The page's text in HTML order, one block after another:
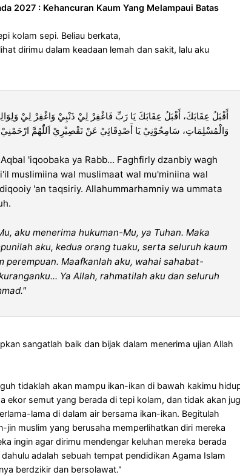
2027 : Kehancuran Kaum Yang Melampaui Batas
kolam sepi. Beliau berkata,
dirimu dalam keadaan lemah dan sakit, lalu aku
أَقْبَلُ عِقَابَكَ، أَقْبَلُ عِقَابَكَ يَا رَبِّ فَاغْفِرْ لِيْ ذَنْبِيْ وَاغْفِرْ لِيْ
وَالْمُسْلِمَاتِ، سَامِحُوْنِيْ يَا أَصْدِقَائِيْ عَنْ تَقْصِيْرِيْ اَللّٰهُمَّ ارْحَمْنِيْ
'iqoobaka ya Rabb... Faghfirly dzanbiy wagh
muslimiina wal muslimaat wal mu'miniina wal
'an taqsiriy. Allahummarhamniy wa ummata
aku menerima hukuman-Mu, ya Tuhan. Maka
aku, kedua orang tuaku, serta seluruh kaum
perempuan. Maafkanlah aku, wahai sahabat-
Ya Allah, rahmatilah aku dan seluruh
sangatlah baik dan bijak dalam menerima ujian Allah
tidaklah akan mampu ikan-ikan di bawah kakimu
ekor semut yang berada di tepi kolam, dan tidak akan
lama di dalam air bersama ikan-ikan. Begitulah
jin muslim yang berusaha memperlihatkan diri mereka
ingin agar dirimu mendengar keluhan mereka berada
adalah sebuah tempat pendidikan Agama Islam
berdzikir dan bersolawat."